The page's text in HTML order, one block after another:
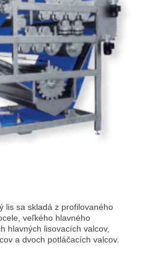
lis sa skladá z profilovaného
veľkého hlavného
hlavných lisovacích valcov,
a dvoch potláčacích valcov.